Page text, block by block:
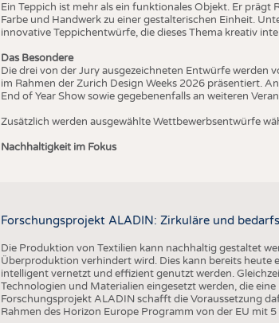
Ein Teppich ist mehr als ein funktionales Objekt. Er
Farbe und Handwerk zu einer gestalterischen Einheit.
innovative Teppichentwürfe, die dieses Thema kreativ
Das Besondere
Die drei von der Jury ausgezeichneten Entwürfe werden
im Rahmen der Zurich Design Weeks 2026 präsentiert.
End of Year Show sowie gegebenenfalls an weiteren
Zusätzlich werden ausgewählte Wettbewerbsentwürfe
Nachhaltigkeit im Fokus
Forschungsprojekt ALADIN: Zirkuläre und
Die Produktion von Textilien kann nachhaltig gestaltet
Überproduktion verhindert wird. Dies kann bereits
intelligent vernetzt und effizient genutzt werden.
Technologien und Materialien eingesetzt werden, die
Forschungsprojekt ALADIN schafft die Voraussetzung
Rahmen des Horizon Europe Programm von der EU mit